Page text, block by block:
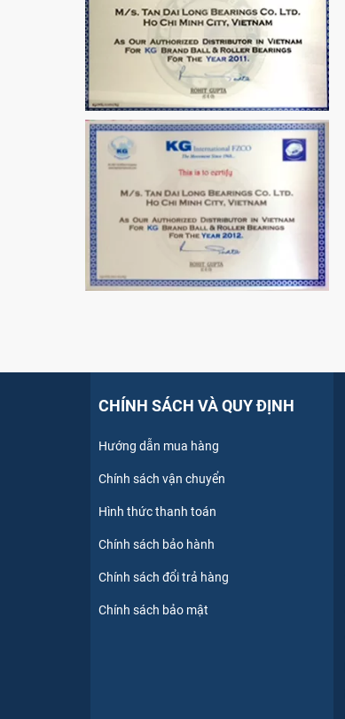
CHÀ TRÒN 51106
CHÍNH SÁCH VÀ QUY ĐỊNH
Hướng dẫn mua hàng
Chính sách vận chuyển
Hình thức thanh toán
Chính sách bảo hành
Chính sách đổi trả hàng
Chính sách bảo mật